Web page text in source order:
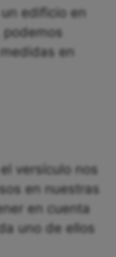
edificio en
en
versículo nos
en nuestras
en cuenta
uno de ellos